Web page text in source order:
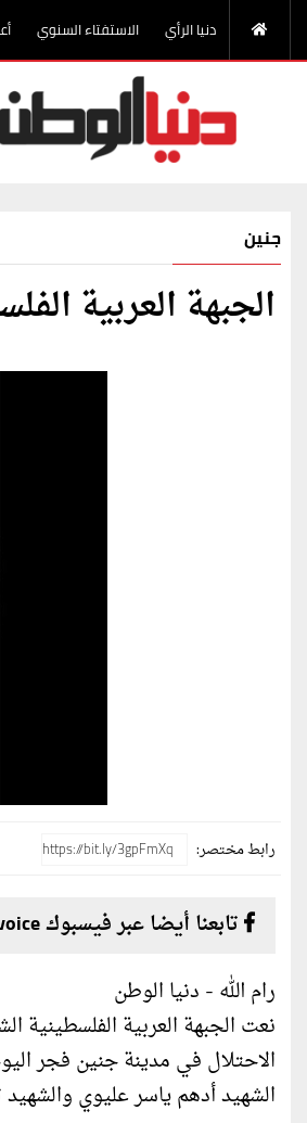
دنيا الرأي الاستفتاء السنوي
جنين
الجبهة العربية
رابط مختصر:
تابعنا أيضا عبر فيسبوك facebook.com/alwatanvoice
رام الله - دنيا الوطن
نعت الجبهة العربية الفلسطينية
الاحتلال في مدينة جنين فجر
الشهيد أدهم ياسر عليوي